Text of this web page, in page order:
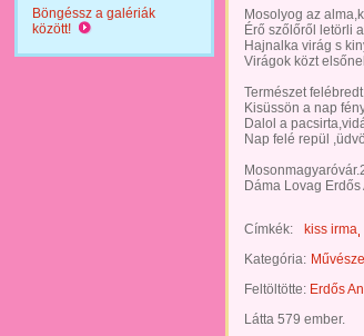
Böngéssz a galériák
között!
Mosolyog az
Érő szőlőről letörli
Hajnalka virág s
Virágok közt
Természet
Kisüssön a nap
Dalol a
Nap felé repül
Dáma Lovag Erdős
Címkék: kiss irma
Kategória:
Feltöltötte: Erdős
Látta 579 ember.